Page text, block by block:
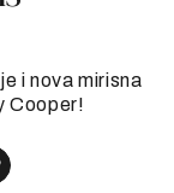
i nova mirisna
Cooper!